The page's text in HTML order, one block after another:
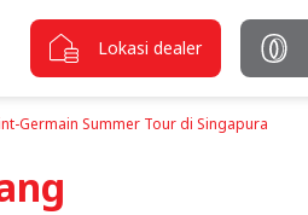
Lokasi dealer
Germain Summer Tour di Singapura